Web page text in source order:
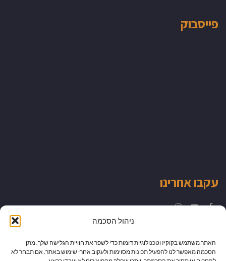
ניהול הסכמה
האתר משתמש בקוקיז וטכנולוגיות דומות כדי לשפר את חוויית הגלישה שלך. מתן
הסכמה מאפשר לנו להפעיל תכונות מסוימות ולעקוב אחרי שימוש באתר. אם תבחר לא
פייסבוק
עקבו אחרינו